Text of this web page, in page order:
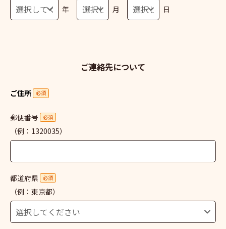
年 月 日
ご連絡先について
ご住所 必須
郵便番号 必須
（例：1320035）
都道府県 必須
（例：東京都）